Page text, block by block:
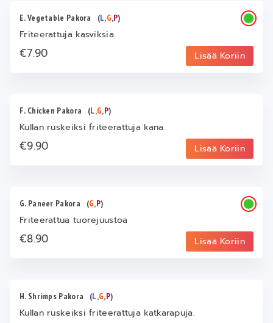
E. Vegetable Pakora (L,G,P)
Friteerattuja kasviksia
€7.90 Lisää Koriin
F. Chicken Pakora (L,G,P)
Kullan ruskeiksi friteerattuja kana.
€9.90 Lisää Koriin
G. Paneer Pakora (G,P)
Friteerattua tuorejuustoa
€8.90 Lisää Koriin
H. Shrimps Pakora (L,G,P)
Kullan ruskeiksi friteerattuja katkarapuja.